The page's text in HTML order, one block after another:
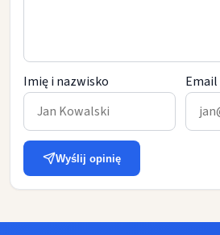
Imię i nazwisko Email
Wyślij opinię